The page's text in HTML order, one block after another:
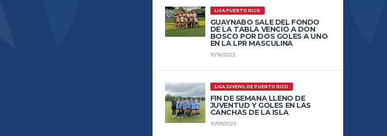
LIGA PUERTO RICO
GUAYNABO SALE DEL FONDO
DE LA TABLA VENCIÓ A DON
BOSCO POR DOS GOLES A UNO
EN LA LPR MASCULINA
10/16/2023
LIGA JUVENIL DE PUERTO RICO
FIN DE SEMANA LLENO DE
JUVENTUD Y GOLES EN LAS
CANCHAS DE LA ISLA
10/09/2023